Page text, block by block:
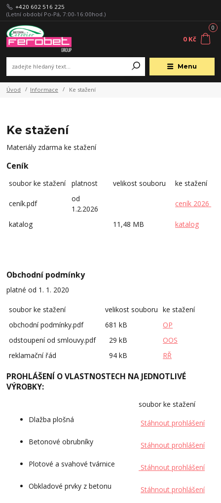
Menu
+420 602 516 225
(Letní období Po-Pá, 7:00-16:00hod.)
0
0 Kč
Úvod Informace Ke stažení
Ke stažení
Materiály zdarma ke stažení
Ceník
soubor ke stažení platnost velikost souboru ke stažení
ceník.pdf
od
1.2.2026
ceník 2026
katalog 11,48 MB katalog
Obchodní podmínky
platné od 1. 1. 2020
soubor ke stažení velikost souboru ke stažení
obchodní podmínky.pdf
681 kB
OP
odstoupení od smlouvy.pdf
29 kB
OOS
reklamační řád
94 kB RŘ
PROHLÁŠENÍ O VLASTNOSTECH NA JEDNOTLIVÉ
VÝROBKY:
soubor ke stažení
Dlažba plošná
Stáhnout prohlášení
Betonové obrubníky
Stáhnout prohlášení
Plotové a svahové tvárnice
Stáhnout prohlášení
Obkladové prvky z betonu
Stáhnout prohlášení